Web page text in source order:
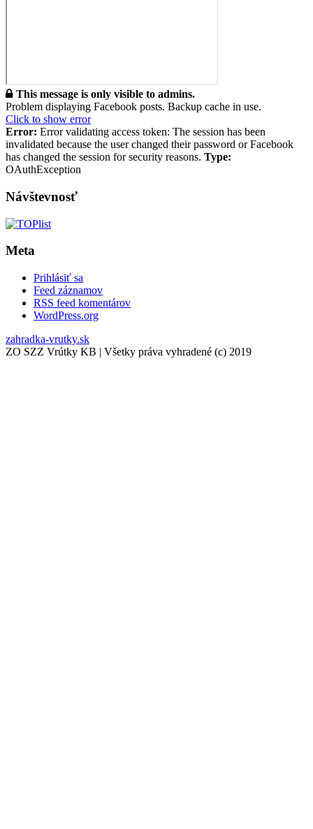
This message is only visible to admins.
Problem displaying Facebook posts. Backup cache in use.
Click to show error
Error: Error validating access token: The session has been
invalidated because the user changed their password or Facebook
has changed the session for security reasons. Type:
OAuthException
Návštevnosť
Meta
Prihlásiť sa
Feed záznamov
RSS feed komentárov
WordPress.org
zahradka-vrutky.sk
ZO SZZ Vrútky KB | Všetky práva vyhradené (c) 2019